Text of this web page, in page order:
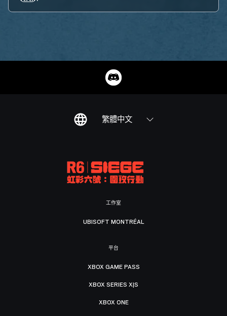
繁體中文
工作室
UBISOFT MONTRÉAL
平台
XBOX GAME PASS
XBOX SERIES X|S
XBOX ONE